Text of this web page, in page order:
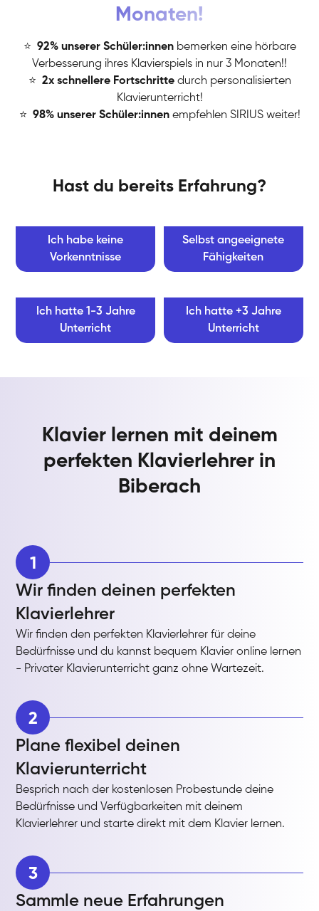
Monaten!
⭐ 92% unserer Schüler:innen bemerken eine hörbare
Verbesserung ihres Klavierspiels in nur 3 Monaten!!
⭐ 2x schnellere Fortschritte durch personalisierten
Klavierunterricht!
⭐ 98% unserer Schüler:innen empfehlen SIRIUS weiter!
Hast du bereits Erfahrung?
Ich habe keine
Vorkenntnisse
Selbst angeeignete
Fähigkeiten
Ich hatte 1-3 Jahre
Unterricht
Ich hatte +3 Jahre
Unterricht
Klavier lernen mit deinem
perfekten Klavierlehrer in
Biberach
1
Wir finden deinen perfekten
Klavierlehrer
Wir finden den perfekten Klavierlehrer für deine
Bedürfnisse und du kannst bequem Klavier online lernen
- Privater Klavierunterricht ganz ohne Wartezeit.
2
Plane flexibel deinen
Klavierunterricht
Besprich nach der kostenlosen Probestunde deine
Bedürfnisse und Verfügbarkeiten mit deinem
Klavierlehrer und starte direkt mit dem Klavier lernen.
3
Sammle neue Erfahrungen